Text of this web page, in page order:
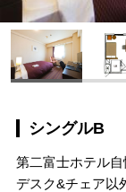
シングルB
第二富士ホテル
デスク&チェア以